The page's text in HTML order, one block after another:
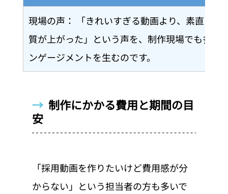
現場の声： 「きれいすぎる動画より、素直に語
質が上がった」という声を、制作現場でも多く
ンゲージメントを生むのです。
→ 制作にかかる費用と期間の目
安
「採用動画を作りたいけど費用感が分
からない」という担当者の方も多いで